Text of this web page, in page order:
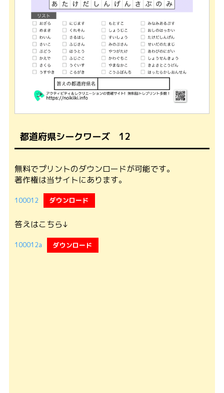
都道府県シークワーズ 12
無料でプリントのダウンロードが可能です。
著作権は当サイトにあります。
100012 ダウンロード
答えはこちら↓
100012a ダウンロード